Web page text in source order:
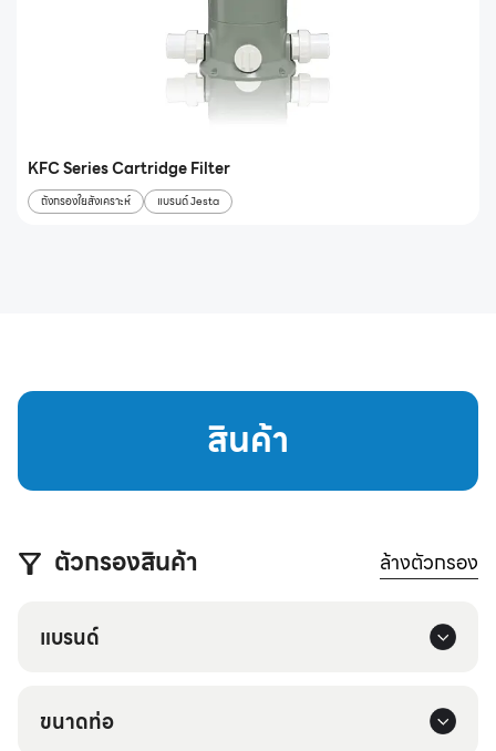
KFC Series Cartridge Filter
ถังกรองใยสังเคราะห์ แบรนด์ Jesta
สินค้า
ตัวกรองสินค้า ล้างตัวกรอง
แบรนด์
ขนาดท่อ